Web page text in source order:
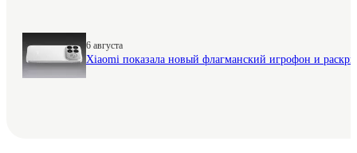
6 августа
Xiaomi показала новый флагманский игрофон и